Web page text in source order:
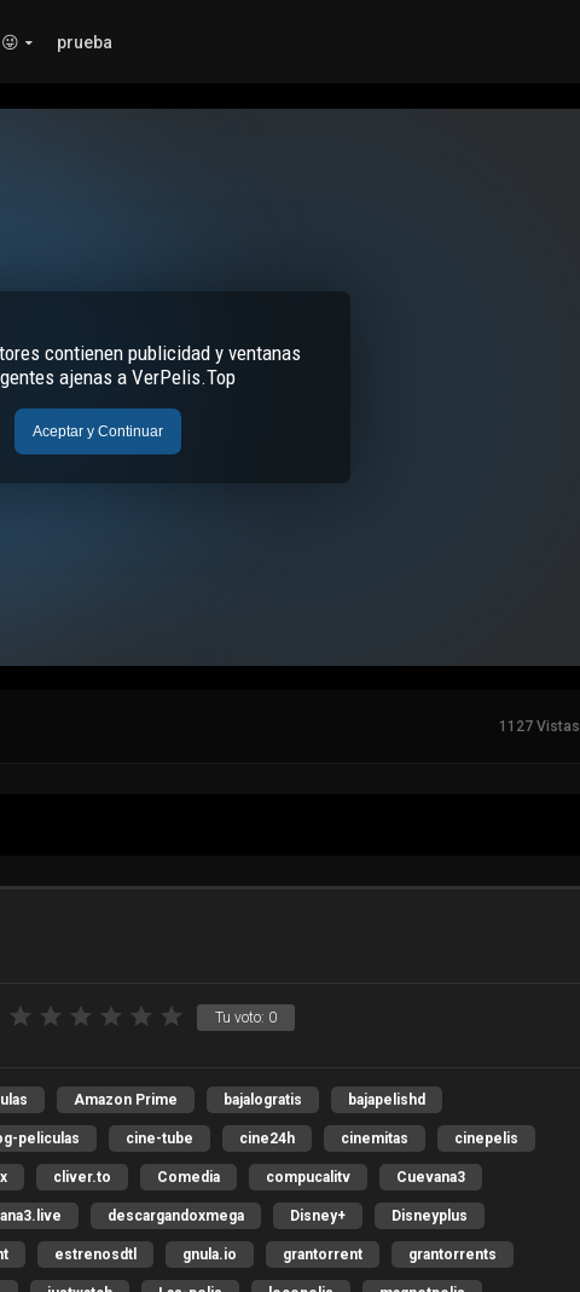
prueba
1127 Vistas
Tu voto: 0
Amazon Prime bajalogratis bajapelishd
peliculas cine-tube cine24h cinemitas cinepelis
cliver.to Comedia compucalitv Cuevana3
descargandoxmega Disney+ Disneyplus
estrenosdtl gnula.io grantorrent grantorrents